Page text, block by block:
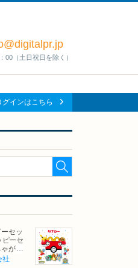
00（土日祝日を除く）
グインはこちら
セッ
ピーセ
が期
社